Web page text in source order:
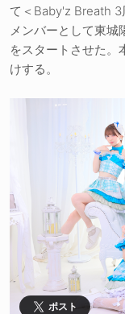
て＜Baby'z Breath 3
メンバーとして東
をスタートさせた。
けする。
ポスト